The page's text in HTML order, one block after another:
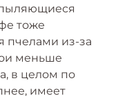
тоже
пчелами из-за
меньше
в целом по
имеет